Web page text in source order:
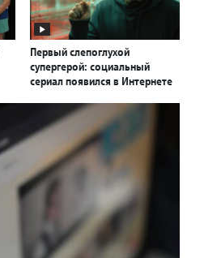
Первый слепоглухой
супергерой: социальный
сериал появился в Интернете